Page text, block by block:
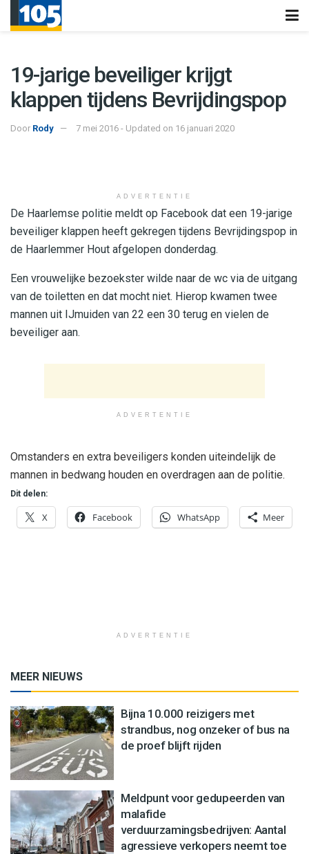
19-jarige beveiliger krijgt
klappen tijdens Bevrijdingspop
Door Rody 7 mei 2016 - Updated on 16 januari 2020
ADVERTENTIE
De Haarlemse politie meldt op Facebook dat een 19-jarige
beveiliger klappen heeft gekregen tijdens Bevrijdingspop in
de Haarlemmer Hout afgelopen donderdag.
Een vrouwelijke bezoekster wilde naar de wc via de uitgang
van de toiletten en dat mocht niet. Hierop kwamen twee
mannen uit IJmuiden van 22 een 30 terug en vielen de
beveiliger aan.
ADVERTENTIE
Omstanders en extra beveiligers konden uiteindelijk de
mannen in bedwang houden en overdragen aan de politie.
Dit delen:
X Facebook WhatsApp Meer
ADVERTENTIE
MEER NIEUWS
Bijna 10.000 reizigers met
strandbus, nog onzeker of bus na
de proef blijft rijden
Meldpunt voor gedupeerden van
malafide
verduurzamingsbedrijven: Aantal
agressieve verkopers neemt toe